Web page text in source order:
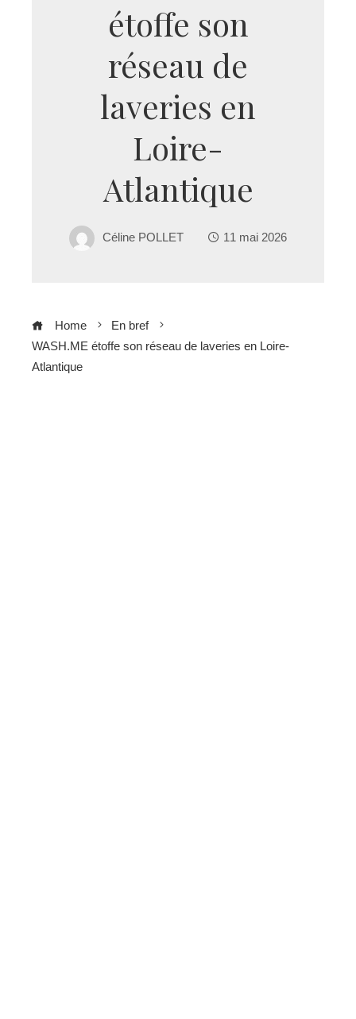
étoffe son
réseau de
laveries en
Loire-
Atlantique
Céline POLLET 11 mai 2026
Home
En bref
WASH.ME étoffe son réseau de laveries en Loire-
Atlantique